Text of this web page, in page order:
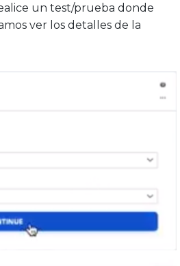
un test/prueba donde
ver los detalles de la